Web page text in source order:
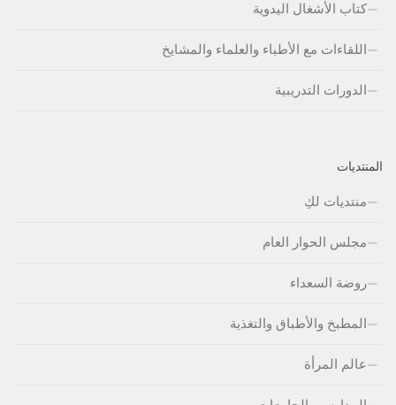
كتاب الأشغال اليدوية
اللقاءات مع الأطباء والعلماء والمشايخ
الدورات التدريبية
المنتديات
منتديات لكِ
مجلس الحوار العام
روضة السعداء
المطبخ والأطباق والتغذية
عالم المرأة